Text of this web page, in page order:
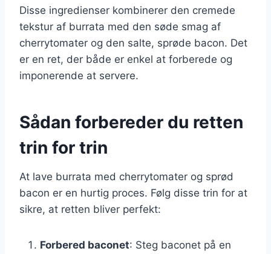
Disse ingredienser kombinerer den cremede
tekstur af burrata med den søde smag af
cherrytomater og den salte, sprøde bacon. Det
er en ret, der både er enkel at forberede og
imponerende at servere.
Sådan forbereder du retten
trin for trin
At lave burrata med cherrytomater og sprød
bacon er en hurtig proces. Følg disse trin for at
sikre, at retten bliver perfekt:
Forbered baconet: Steg baconet på en